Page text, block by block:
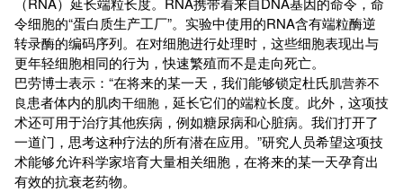
令细胞的“蛋白质生产工厂”。实验中使用的RNA含有端粒酶逆
转录酶的编码序列。在对细胞进行处理时，这些细胞表现出与
更年轻细胞相同的行为，快速繁殖而不是走向死亡。
巴劳博士表示：“在将来的某一天，我们能够锁定杜氏肌营养不
良患者体内的肌肉干细胞，延长它们的端粒长度。此外，这项技
术还可用于治疗其他疾病，例如糖尿病和心脏病。我们打开了
一道门，思考这种疗法的所有潜在应用。”研究人员希望这项技
术能够允许科学家培育大量相关细胞，在将来的某一天孕育出
有效的抗衰老药物。